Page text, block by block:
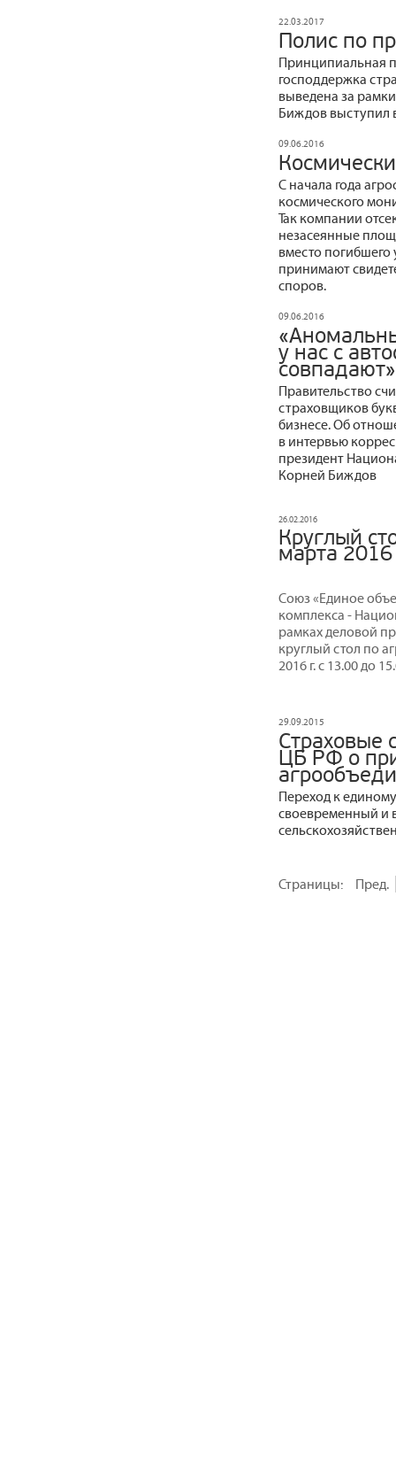
22.03.2017
Полис по
Принципиальная
господдержка
выведена за
Биждов выступил
09.06.2016
С начала года
космического
Так компании
незасеянные
вместо
принимают
споров.
09.06.2016
у нас с
совпадают»
Правительство
страховщиков
бизнесе. Об
в интервью
президент
Корней Биждов
26.02.2016
Круглый
марта
Союз «Единое
комплекса -
рамках деловой
круглый стол по
2016 г. с 13.00 до
29.09.2015
Страховые
ЦБ РФ о
Переход к
своевременный и
Страницы: Пред.